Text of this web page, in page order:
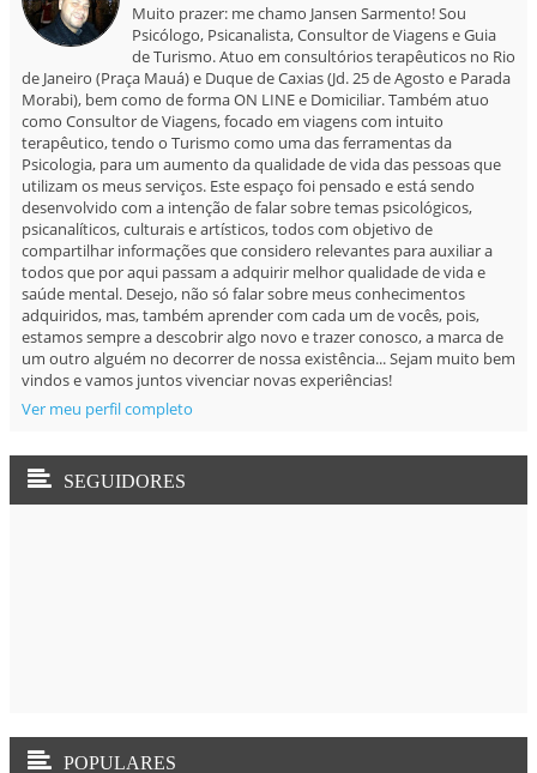
Muito prazer: me chamo Jansen Sarmento! Sou
Psicólogo, Psicanalista, Consultor de Viagens e Guia
de Turismo. Atuo em consultórios terapêuticos no Rio
de Janeiro (Praça Mauá) e Duque de Caxias (Jd. 25 de Agosto e Parada
Morabi), bem como de forma ON LINE e Domiciliar. Também atuo
como Consultor de Viagens, focado em viagens com intuito
terapêutico, tendo o Turismo como uma das ferramentas da
Psicologia, para um aumento da qualidade de vida das pessoas que
utilizam os meus serviços. Este espaço foi pensado e está sendo
desenvolvido com a intenção de falar sobre temas psicológicos,
psicanalíticos, culturais e artísticos, todos com objetivo de
compartilhar informações que considero relevantes para auxiliar a
todos que por aqui passam a adquirir melhor qualidade de vida e
saúde mental. Desejo, não só falar sobre meus conhecimentos
adquiridos, mas, também aprender com cada um de vocês, pois,
estamos sempre a descobrir algo novo e trazer conosco, a marca de
um outro alguém no decorrer de nossa existência... Sejam muito bem
vindos e vamos juntos vivenciar novas experiências!
Ver meu perfil completo
SEGUIDORES
POPULARES